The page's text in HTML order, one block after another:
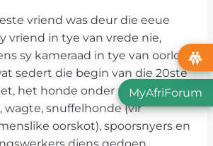
vriend was deur die eeue
vriend in tye van vrede nie,
sy kameraad in tye van oorlog.
sedert die begin van die 20ste
het honde onder meer as
wagte, snuffelhonde (vir
oorskot), spoorsnyers en
MyAfriForum